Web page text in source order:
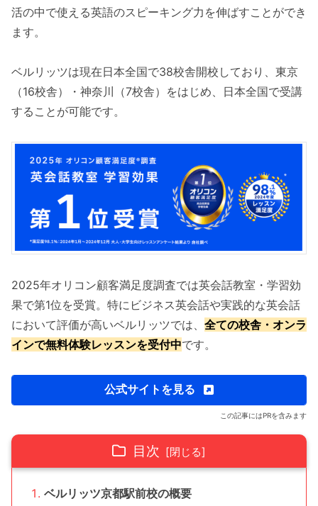
活の中で使える英語のスピーキング力を伸ばすことができ
ます。
ベルリッツは現在日本全国で38校舎開校しており、東京
（16校舎）・神奈川（7校舎）をはじめ、日本全国で受講
することが可能です。
2025年オリコン顧客満足度調査では英会話教室・学習効
果で第1位を受賞。特にビジネス英会話や実践的な英会話
において評価が高いベルリッツでは、 全ての校舎・オンラ
インで無料体験レッスンを受付中です。
公式サイトを見る
この記事にはPRを含みます
目次
ベルリッツ京都駅前校の概要